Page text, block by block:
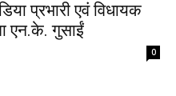
प्रभारी एवं विधायक
एन.के. गुसाईं
0